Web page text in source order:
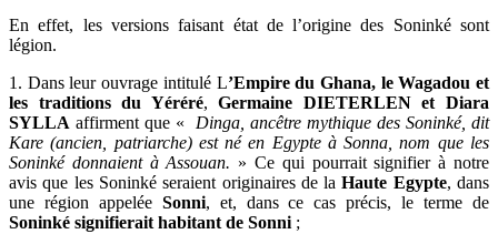
En effet, les versions faisant état de l’origine des Soninké sont
légion.
1. Dans leur ouvrage intitulé L’Empire du Ghana, le Wagadou et
les traditions du Yéréré,Germaine DIETERLEN et Diara
SYLLA affirment que « Dinga, ancêtre mythique des Soninké, dit
Kare (ancien, patriarche) est né en Egypte à Sonna, nom que les
Soninké donnaient à Assouan. » Ce qui pourrait signifier à notre
avis que les Soninké seraient originaires de laHaute Egypte, dans
une région appelée Sonni, et, dans ce cas précis, le terme de
Soninké signifierait habitant de Sonni ;